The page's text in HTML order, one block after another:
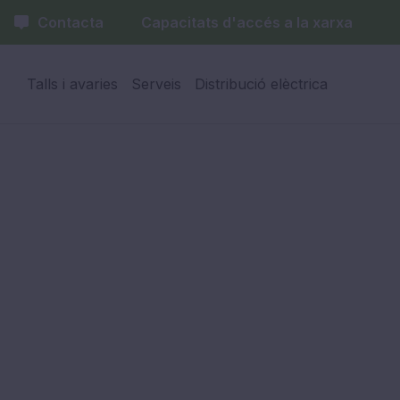
Contacta Capacitats d'accés a la xarxa
Talls i avaries Serveis Distribució elèctrica